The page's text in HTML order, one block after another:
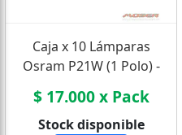
Caja x 10 Lámparas
Osram P21W (1 Polo) -
$ 17.000 x Pack
Stock disponible